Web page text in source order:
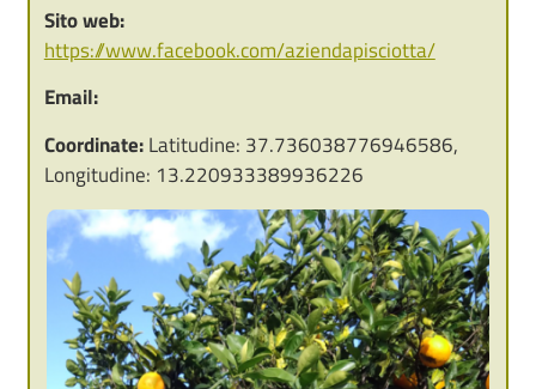
Sito web:
https://www.facebook.com/aziendapisciotta/
Email:
Coordinate:Latitudine: 37.736038776946586,
Longitudine: 13.220933389936226